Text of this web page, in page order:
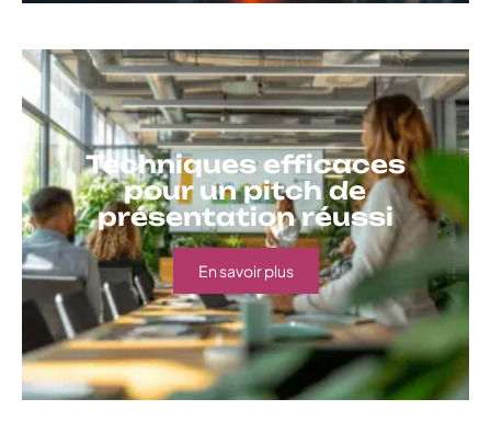
Techniques efficaces
pour un pitch de
présentation réussi
En savoir plus